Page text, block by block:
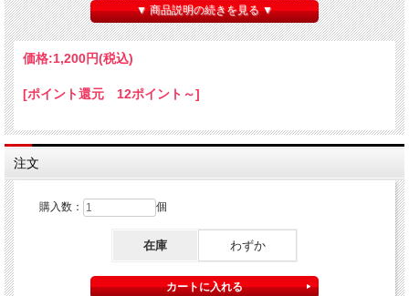
・飲み会やパーティ等のネタ衣装として。
・お洒落？面白？ネクタイとして普段使いで。
いずれにせよ、「マジシャンなら何か見せてよ！」など
タを披露したり、コミュニケーションのきっかけが増え
るメリットもあります。
※これはマジック道具ではありません。仕掛けの無い普
通のネクタイです。
※柄のカード配置は商品によって異なります。
▼ 商品説明の続きを見る ▼
価格:1,200円(税込)
[ポイント還元 12ポイント～]
注文
購入数： 個
在庫 わずか